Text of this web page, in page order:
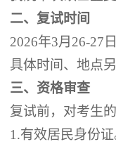
二、复试时间
2026年3月26-27
具体时间、地点
三、资格审查
复试前，对考生
1.有效居民身份